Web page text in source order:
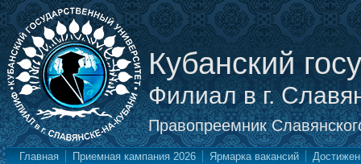
Кубанский
Филиал в г.
Правопреемник
Главная Приемная кампания 2026 Ярмарка вакансий